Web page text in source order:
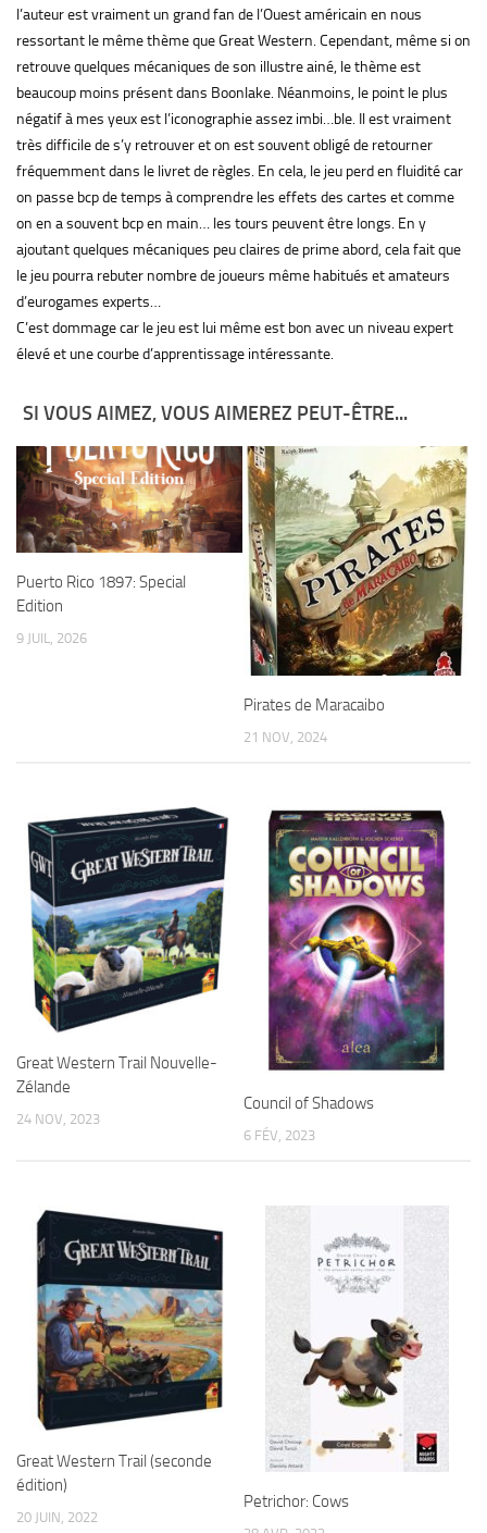
l’auteur est vraiment un grand fan de l’Ouest américain en nous
ressortant le même thème que Great Western. Cependant, même si on
retrouve quelques mécaniques de son illustre ainé, le thème est
beaucoup moins présent dans Boonlake. Néanmoins, le point le plus
négatif à mes yeux est l’iconographie assez imbi…ble. Il est vraiment
très difficile de s’y retrouver et on est souvent obligé de retourner
fréquemment dans le livret de règles. En cela, le jeu perd en fluidité car
on passe bcp de temps à comprendre les effets des cartes et comme
on en a souvent bcp en main… les tours peuvent être longs. En y
ajoutant quelques mécaniques peu claires de prime abord, cela fait que
le jeu pourra rebuter nombre de joueurs même habitués et amateurs
d’eurogames experts…
C’est dommage car le jeu est lui même est bon avec un niveau expert
élevé et une courbe d’apprentissage intéressante.
SI VOUS AIMEZ, VOUS AIMEREZ PEUT-ÊTRE...
Puerto Rico 1897: Special
Edition
9 JUIL, 2026
Pirates de Maracaibo
21 NOV, 2024
Great Western Trail Nouvelle-
Zélande
24 NOV, 2023
Council of Shadows
6 FÉV, 2023
Great Western Trail (seconde
édition)
20 JUIN, 2022
Petrichor: Cows